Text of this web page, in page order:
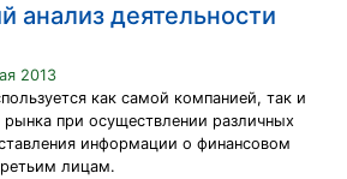
анализ деятельности
2013
как самой компанией, так и
при осуществлении различных
информации о финансовом
лицам.